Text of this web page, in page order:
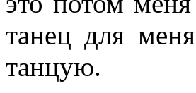
танец для
танцую.